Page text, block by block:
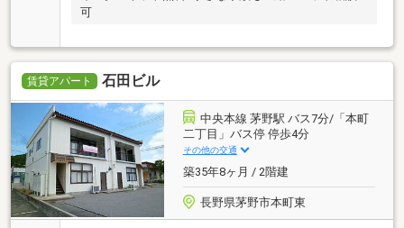
可
賃貸アパート 石田ビル
中央本線 茅野駅 バス7分/「本町
二丁目」バス停 停歩4分
その他の交通
築35年8ヶ月 / 2階建
長野県茅野市本町東